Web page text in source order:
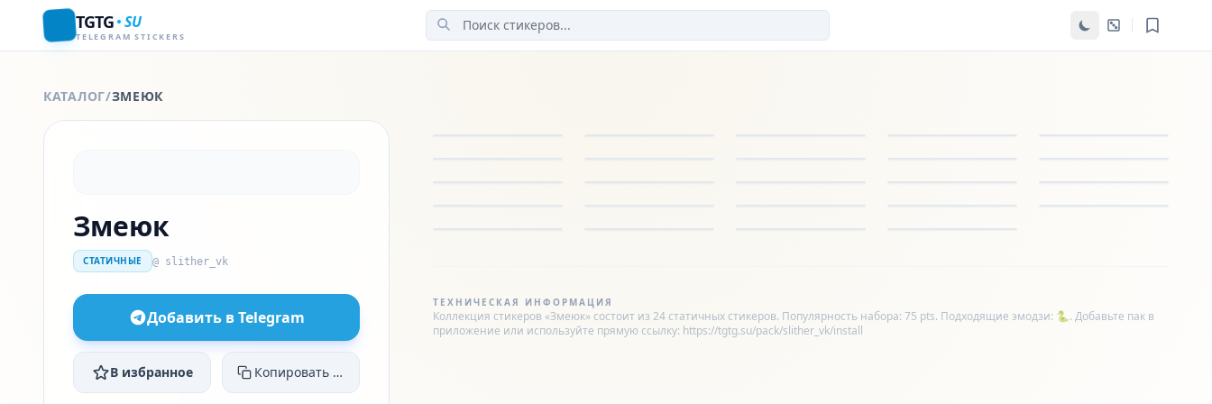
TGTG SU
TELEGRAM STICKERS
КАТАЛОГ/ЗМЕЮК
Змеюк
СТАТИЧНЫЕ @ slither_vk
Добавить в Telegram
В избранное Копировать ссылку
ТЕХНИЧЕСКАЯ ИНФОРМАЦИЯ
Коллекция стикеров «Змеюк» состоит из 24 статичных стикеров. Популярность набора: 75 pts. Подходящие эмодзи: 🐍. Добавьте пак в
приложение или используйте прямую ссылку: https://tgtg.su/pack/slither_vk/install